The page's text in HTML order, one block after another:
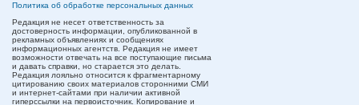
Политика об обработке персональных данных
Редакция не несет ответственность за
достоверность информации, опубликованной в
рекламных объявлениях и сообщениях
информационных агентств. Редакция не имеет
возможности отвечать на все поступающие письма
и давать справки, но старается это делать.
Редакция лояльно относится к фрагментарному
цитированию своих материалов сторонними СМИ
и интернет-сайтами при наличии активной
гиперссылки на первоисточник. Копирование и